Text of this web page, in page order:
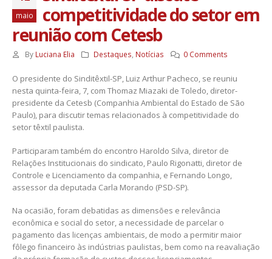
maio
competitividade do setor em
reunião com Cetesb
By Luciana Elia Destaques Notícias 0 Comments
O presidente do Sinditêxtil-SP, Luiz Arthur Pacheco, se reuniu
nesta quinta-feira, 7, com Thomaz Miazaki de Toledo, diretor-
presidente da Cetesb (Companhia Ambiental do Estado de São
Paulo), para discutir temas relacionados à competitividade do
setor têxtil paulista.
Participaram também do encontro Haroldo Silva, diretor de
Relações Institucionais do sindicato, Paulo Rigonatti, diretor de
Controle e Licenciamento da companhia, e Fernando Longo,
assessor da deputada Carla Morando (PSD-SP).
Na ocasião, foram debatidas as dimensões e relevância
econômica e social do setor, a necessidade de parcelar o
pagamento das licenças ambientais, de modo a permitir maior
fôlego financeiro às indústrias paulistas, bem como na reavaliação